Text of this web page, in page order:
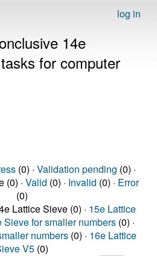
log in
14e
for computer
(0) · Validation pending (0) ·
(0) · Valid (0) · Invalid (0) · Error
(0)
Lattice Sieve (0) · 15e Lattice
Sieve for smaller numbers (0) ·
numbers (0) · 16e Lattice
V5 (0)